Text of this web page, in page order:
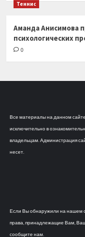
Теннис
Аманда Анисимова
психологических
0
Все материалы на данном
исключительно в
владельцам. Администрация
несет.
Если Вы обнаружили на нашем
права, принадлежащие Вам,
сообщите нам.